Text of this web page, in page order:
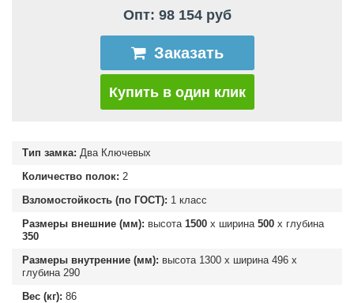
Опт: 98 154 руб
Заказать
Купить в один клик
Тип замка: Два Ключевых
Количество полок: 2
Взломостойкость (по ГОСТ): 1 класс
Размеры внешние (мм): высота 1500 х ширина 500 х глубина
350
Размеры внутренние (мм): высота 1300 х ширина 496 х
глубина 290
Вес (кг): 86